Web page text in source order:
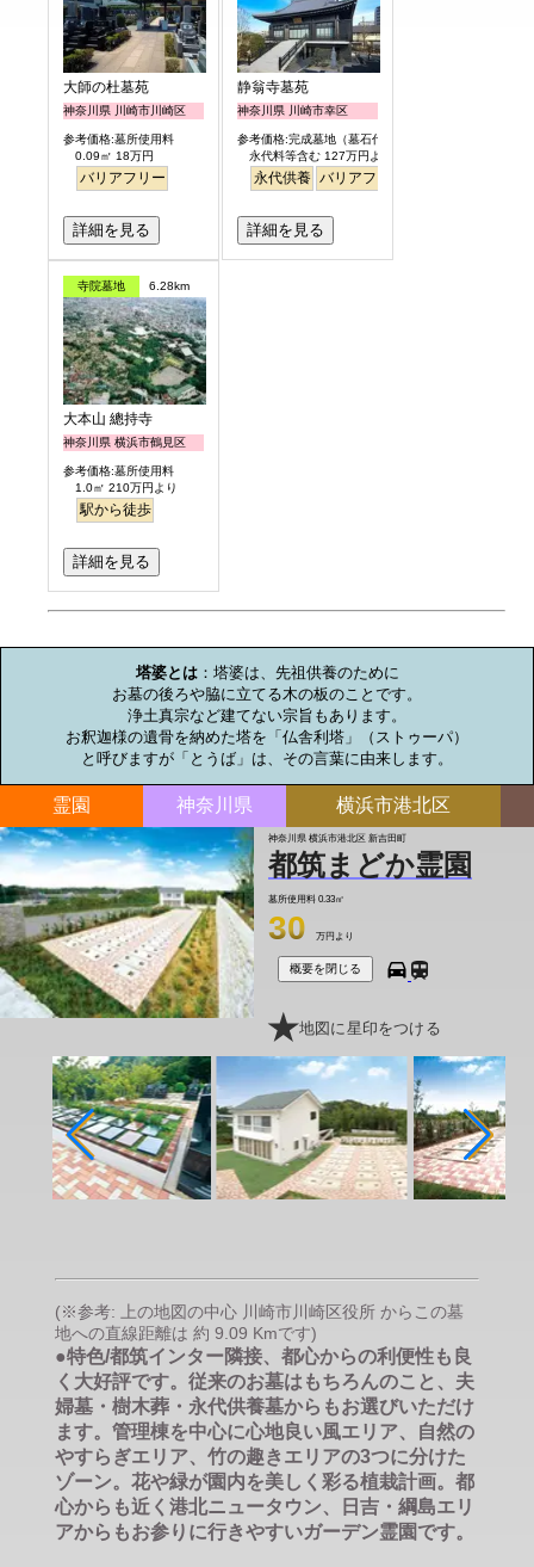
大師の杜墓苑
神奈川県 川崎市川崎区
参考価格:墓所使用料
0.09㎡ 18万円
バリアフリー
詳細を見る
静翁寺墓苑
神奈川県 川崎市幸区
参考価格:完成墓地（墓石代含）
永代料等含む 127万円より
永代供養 バリアフリー
詳細を見る
寺院墓地 6.28km
大本山 總持寺
神奈川県 横浜市鶴見区
参考価格:墓所使用料
1.0㎡ 210万円より
駅から徒歩
詳細を見る
塔婆とは：塔婆は、先祖供養のために
お墓の後ろや脇に立てる木の板のことです。
浄土真宗など建てない宗旨もあります。
お釈迦様の遺骨を納めた塔を「仏舎利塔」（ストゥーパ）
と呼びますが「とうば」は、その言葉に由来します。
霊園 神奈川県 横浜市港北区
神奈川県 横浜市港北区 新吉田町
都筑まどか霊園
墓所使用料 0.33㎡
30 万円より
概要を閉じる
地図に星印をつける
(※参考: 上の地図の中心 川崎市川崎区役所 からこの墓
地への直線距離は 約 9.09 Kmです)
●特色/都筑インター隣接、都心からの利便性も良
く大好評です。従来のお墓はもちろんのこと、夫
婦墓・樹木葬・永代供養墓からもお選びいただけ
ます。管理棟を中心に心地良い風エリア、自然の
やすらぎエリア、竹の趣きエリアの3つに分けた
ゾーン。花や緑が園内を美しく彩る植栽計画。都
心からも近く港北ニュータウン、日吉・綱島エリ
アからもお参りに行きやすいガーデン霊園です。